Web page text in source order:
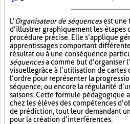
L’Organisateur de séquencesest une
d’illustrer graphiquement les étapes
procédure précise. Elle s’applique
apprentissages comportant
résultat ou à une conséquence
séquencesa comme but d’organiser
visuellegrâce à l’utilisation de cartes
l’ordre pour représenter la
séquence, ou encore la régularité
saisons. Cette formule pédagogique
chez les élèves des compétences
de prédiction, tout leur demandant
pour la création d’interférences.